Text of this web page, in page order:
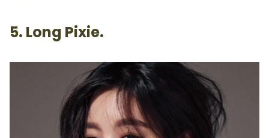
5. Long Pixie.